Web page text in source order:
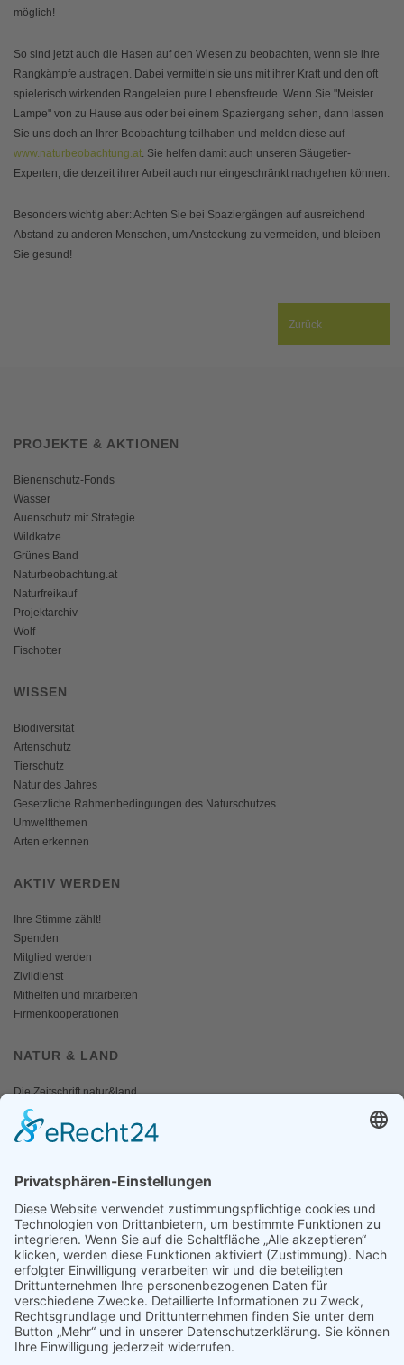
möglich!
So sind jetzt auch die Hasen auf den Wiesen zu beobachten, wenn sie ihre
Rangkämpfe austragen. Dabei vermitteln sie uns mit ihrer Kraft und den oft
spielerisch wirkenden Rangeleien pure Lebensfreude. Wenn Sie "Meister
Lampe" von zu Hause aus oder bei einem Spaziergang sehen, dann lassen
Sie uns doch an Ihrer Beobachtung teilhaben und melden diese auf
www.naturbeobachtung.at. Sie helfen damit auch unseren Säugetier-
Experten, die derzeit ihrer Arbeit auch nur eingeschränkt nachgehen können.
Besonders wichtig aber: Achten Sie bei Spaziergängen auf ausreichend
Abstand zu anderen Menschen, um Ansteckung zu vermeiden, und bleiben
Sie gesund!
Zurück
PROJEKTE & AKTIONEN
Bienenschutz-Fonds
Wasser
Auenschutz mit Strategie
Wildkatze
Grünes Band
Naturbeobachtung.at
Naturfreikauf
Projektarchiv
Wolf
Fischotter
WISSEN
Biodiversität
Artenschutz
Tierschutz
Natur des Jahres
Gesetzliche Rahmenbedingungen des Naturschutzes
Umweltthemen
Arten erkennen
AKTIV WERDEN
Ihre Stimme zählt!
Spenden
Mitglied werden
Zivildienst
Mithelfen und mitarbeiten
Firmenkooperationen
NATUR & LAND
Die Zeitschrift natur&land
Archiv
Mediadaten
Fotos und Logos
Presseaussendungen
Presse
Presseinformationen abonnieren
ÜBER UNS
Naturschutzbund